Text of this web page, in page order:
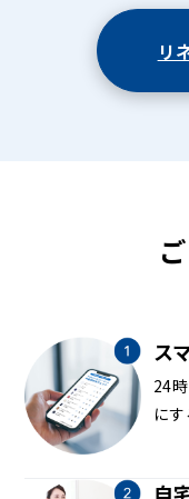
リ
ス
24
に